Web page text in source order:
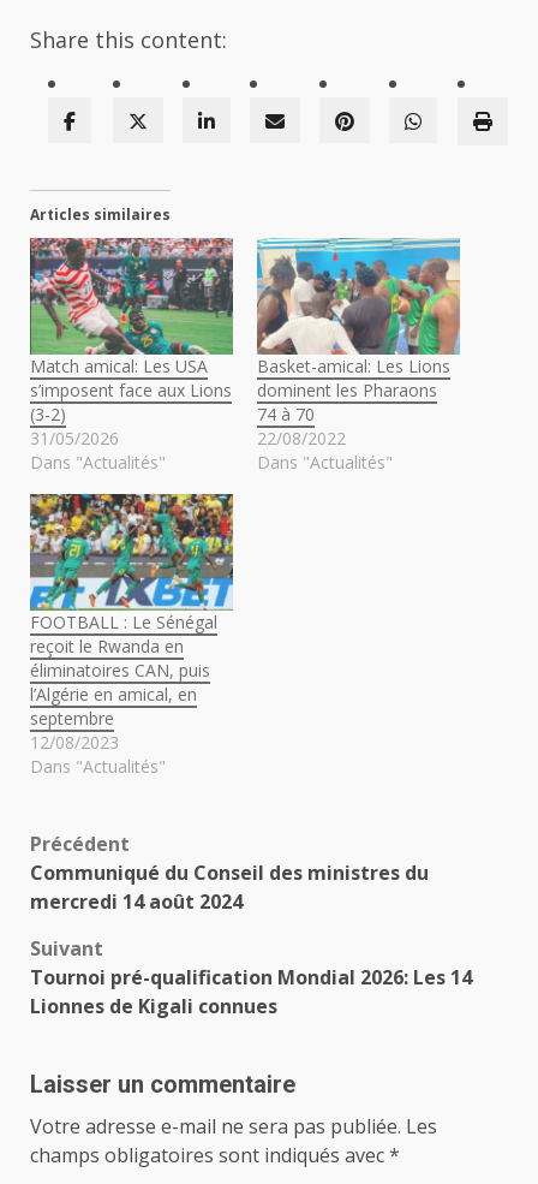
Share this content:
Articles similaires
Match amical: Les USA
s’imposent face aux Lions
(3-2)
31/05/2026
Dans "Actualités"
Basket-amical: Les Lions
dominent les Pharaons
74 à 70
22/08/2022
Dans "Actualités"
FOOTBALL : Le Sénégal
reçoit le Rwanda en
éliminatoires CAN, puis
l’Algérie en amical, en
septembre
12/08/2023
Dans "Actualités"
Navigation
d’article
Précédent
Communiqué du Conseil des ministres du
mercredi 14 août 2024
Suivant
Tournoi pré-qualification Mondial 2026: Les 14
Lionnes de Kigali connues
Laisser un commentaire
Votre adresse e-mail ne sera pas publiée. Les
champs obligatoires sont indiqués avec*